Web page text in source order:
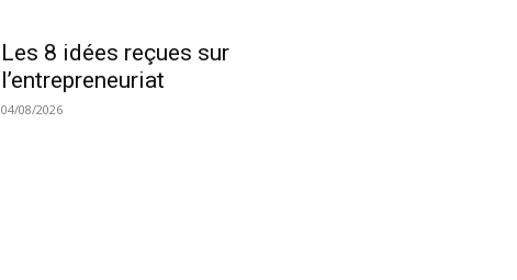
Les 8 idées reçues sur
l’entrepreneuriat
04/08/2026